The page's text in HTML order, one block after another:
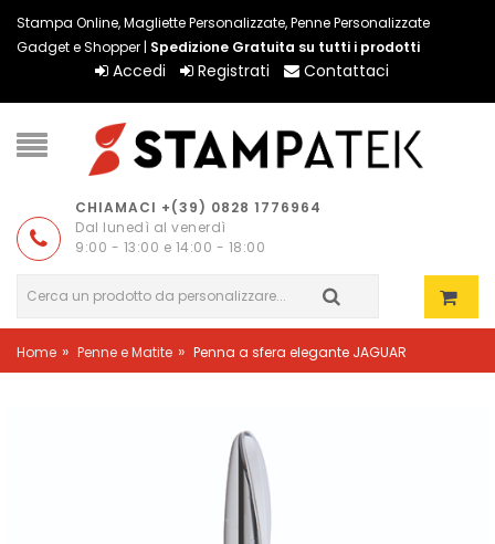
Stampa Online, Magliette Personalizzate, Penne Personalizzate
Gadget e Shopper | Spedizione Gratuita su tutti i prodotti
Accedi Registrati Contattaci
CHIAMACI +(39) 0828 1776964
Dal lunedì al venerdì
9:00 - 13:00 e 14:00 - 18:00
Home » Penne e Matite » Penna a sfera elegante JAGUAR